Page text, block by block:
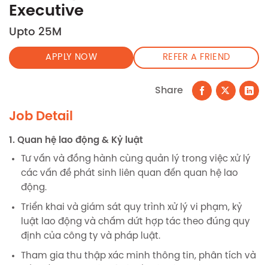
Executive
Upto 25M
APPLY NOW REFER A FRIEND
Share
Job Detail
1. Quan hệ lao động & Kỷ luật
Tư vấn và đồng hành cùng quản lý trong việc xử lý
các vấn đề phát sinh liên quan đến quan hệ lao
động.
Triển khai và giám sát quy trình xử lý vi phạm, kỷ
luật lao động và chấm dứt hợp tác theo đúng quy
định của công ty và pháp luật.
Tham gia thu thập xác minh thông tin, phân tích và